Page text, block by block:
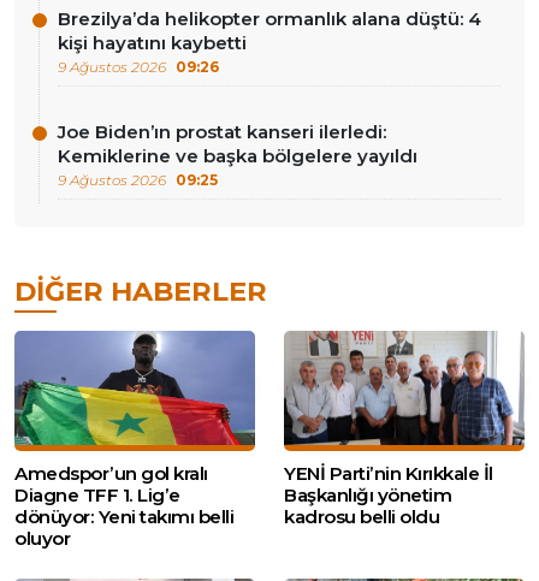
Brezilya’da helikopter ormanlık alana düştü: 4
kişi hayatını kaybetti
9 Ağustos 2026 09:26
Joe Biden’ın prostat kanseri ilerledi:
Kemiklerine ve başka bölgelere yayıldı
9 Ağustos 2026 09:25
DIĞER HABERLER
Amedspor’un gol kralı
Diagne TFF 1. Lig’e
dönüyor: Yeni takımı belli
oluyor
YENİ Parti’nin Kırıkkale İl
Başkanlığı yönetim
kadrosu belli oldu